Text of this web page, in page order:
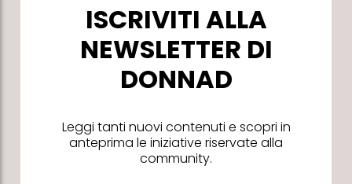
ISCRIVITI ALLA
NEWSLETTER DI
DONNAD
Leggi tanti nuovi contenuti e scopri in
anteprima le iniziative riservate alla
community.